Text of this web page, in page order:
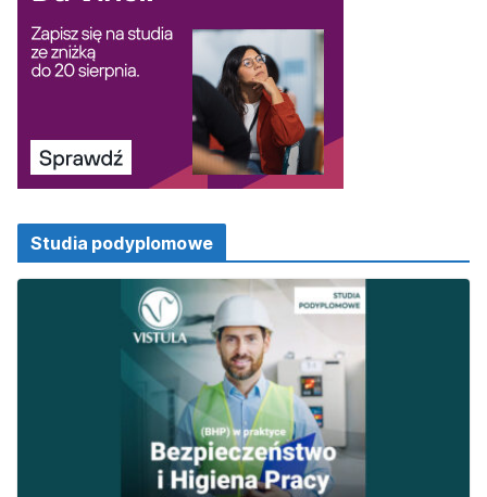
Studia podyplomowe